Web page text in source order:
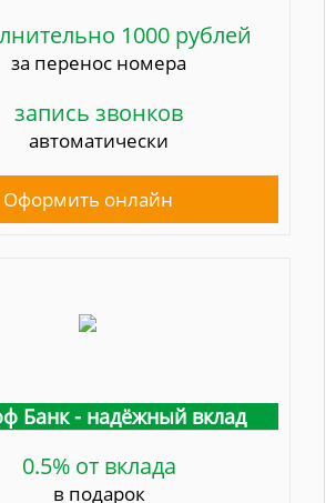
1000 рублей
за перенос номера
запись звонков
автоматически
Оформить онлайн
Банк - надёжный вклад
0.5% от вклада
в подарок